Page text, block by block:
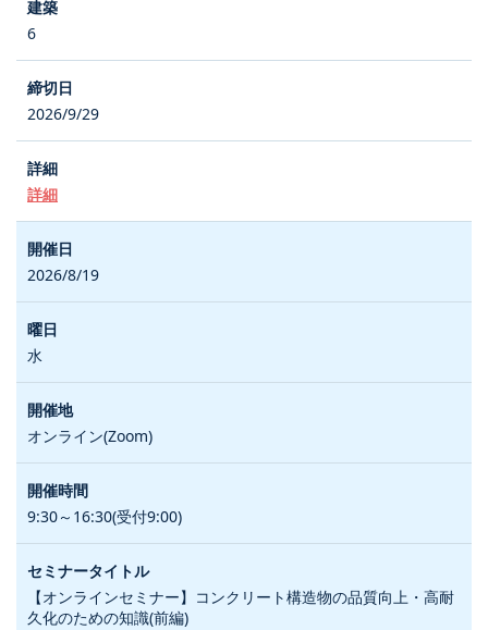
6
2026/9/29
詳細
2026/8/19
水
オンライン(Zoom)
9:30～16:30(受付9:00)
【オンラインセミナー】コンクリート構造物の品質向上・高耐
久化のための知識(前編)